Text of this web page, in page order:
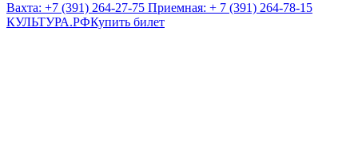
Вахта: +7 (391) 264-27-75 Приемная: + 7 (391) 264-78-15
КУЛЬТУРА.РФКупить билет